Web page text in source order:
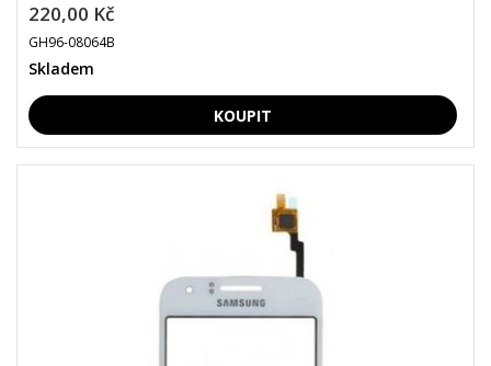
220,00 Kč
GH96-08064B
Skladem